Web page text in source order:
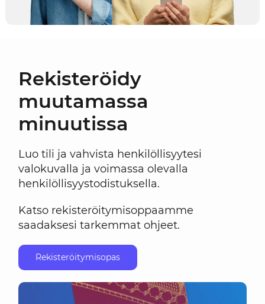
Rekisteröidy
muutamassa
minuutissa
Luo tili ja vahvista henkilöllisyytesi
valokuvalla ja voimassa olevalla
henkilöllisyystodistuksella.
Katso rekisteröitymisoppaamme
saadaksesi tarkemmat ohjeet.
Rekisteröitymisopas